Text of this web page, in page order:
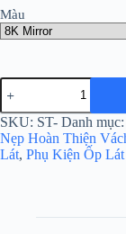
Màu
SKU: ST- Danh mục:
Nẹp Hoàn Thiện
Lát, Phụ Kiện Ốp Lát